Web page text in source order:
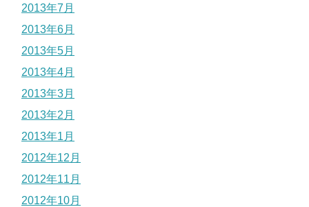
2013年7月
2013年6月
2013年5月
2013年4月
2013年3月
2013年2月
2013年1月
2012年12月
2012年11月
2012年10月